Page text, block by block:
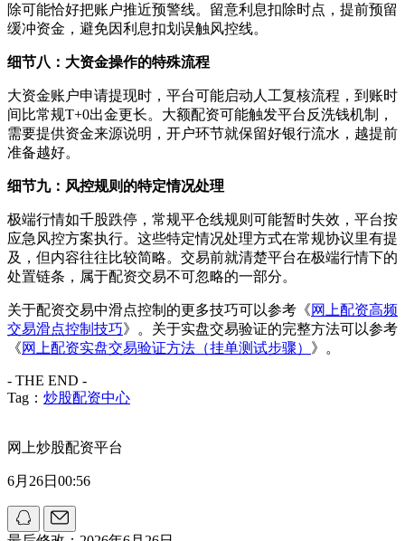
除可能恰好把账户推近预警线。留意利息扣除时点，提前预留
缓冲资金，避免因利息扣划误触风控线。
细节八：大资金操作的特殊流程
大资金账户申请提现时，平台可能启动人工复核流程，到账时
间比常规T+0出金更长。大额配资可能触发平台反洗钱机制，
需要提供资金来源说明，开户环节就保留好银行流水，越提前
准备越好。
细节九：风控规则的特定情况处理
极端行情如千股跌停，常规平仓线规则可能暂时失效，平台按
应急风控方案执行。这些特定情况处理方式在常规协议里有提
及，但内容往往比较简略。交易前就清楚平台在极端行情下的
处置链条，属于配资交易不可忽略的一部分。
关于配资交易中滑点控制的更多技巧可以参考《网上配资高频
交易滑点控制技巧》。关于实盘交易验证的完整方法可以参考
《网上配资实盘交易验证方法（挂单测试步骤） 》。
- THE END -
Tag： 炒股配资中心
网上炒股配资平台
6月26日00:56